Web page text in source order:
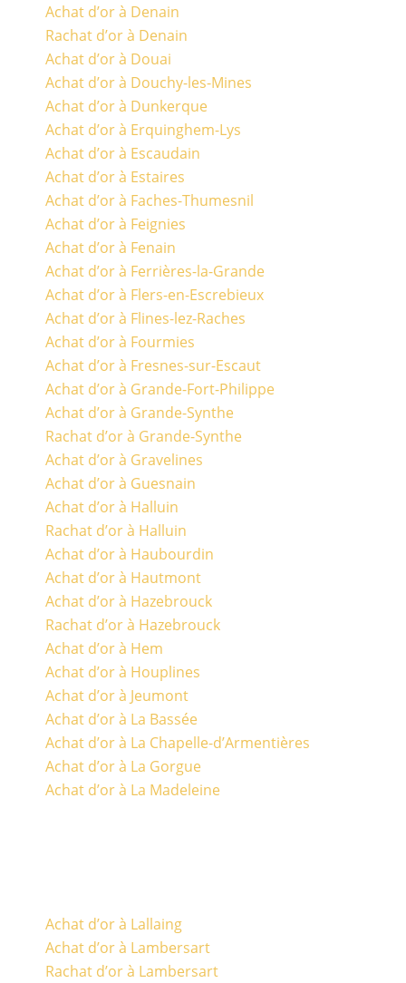
Achat d’or à Denain
Rachat d’or à Denain
Achat d’or à Douai
Achat d’or à Douchy-les-Mines
Achat d’or à Dunkerque
Achat d’or à Erquinghem-Lys
Achat d’or à Escaudain
Achat d’or à Estaires
Achat d’or à Faches-Thumesnil
Achat d’or à Feignies
Achat d’or à Fenain
Achat d’or à Ferrières-la-Grande
Achat d’or à Flers-en-Escrebieux
Achat d’or à Flines-lez-Raches
Achat d’or à Fourmies
Achat d’or à Fresnes-sur-Escaut
Achat d’or à Grande-Fort-Philippe
Achat d’or à Grande-Synthe
Rachat d’or à Grande-Synthe
Achat d’or à Gravelines
Achat d’or à Guesnain
Achat d’or à Halluin
Rachat d’or à Halluin
Achat d’or à Haubourdin
Achat d’or à Hautmont
Achat d’or à Hazebrouck
Rachat d’or à Hazebrouck
Achat d’or à Hem
Achat d’or à Houplines
Achat d’or à Jeumont
Achat d’or à La Bassée
Achat d’or à La Chapelle-d’Armentières
Achat d’or à La Gorgue
Achat d’or à La Madeleine
Achat d’or à Lallaing
Achat d’or à Lambersart
Rachat d’or à Lambersart